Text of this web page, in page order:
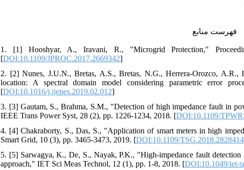
فهرست منابع
1. [1] Hooshyar, A., Iravani, R., "Microgrid Protection,"
[DOI:10.1109/JPROC.2017.2669342]
2. [2] Nunes, J.U.N., Bretas, A.S., Bretas, N.G., Herrera-Orozco,
location: A spectral domain model considering parametric error
[DOI:10.1016/j.ijepes.2019.02.012]
3. [3] Gautam, S., Brahma, S.M., "Detection of high impedance fault in
IEEE Trans Power Syst, 28 (2), pp. 1226-1234, 2018. [DOI:10.1109/
4. [4] Chakraborty, S., Das, S., "Application of smart meters in high
Smart Grid, 10 (3), pp. 3465-3473, 2019. [DOI:10.1109/TSG.2018.2828414
5. [5] Sarwagya, K., De, S., Nayak, P.K., "High-impedance fault
approach," IET Sci Meas Technol, 12 (1), pp. 1-8, 2018. [DOI:10.1049/iet-